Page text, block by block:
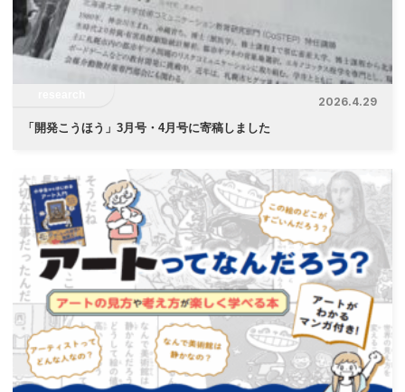
2026.4.29
「 開発こうほう」3月号・4月号に寄稿しました